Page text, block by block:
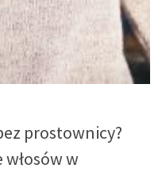
prostownicy?
w